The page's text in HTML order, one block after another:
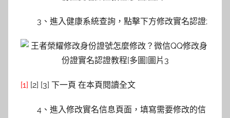
3、進入健康系統查詢，點擊下方修改實名認證;
[1] [2] [3] 下一頁 在本頁閱讀全文
4、進入修改實名信息頁面，填寫需要修改的信